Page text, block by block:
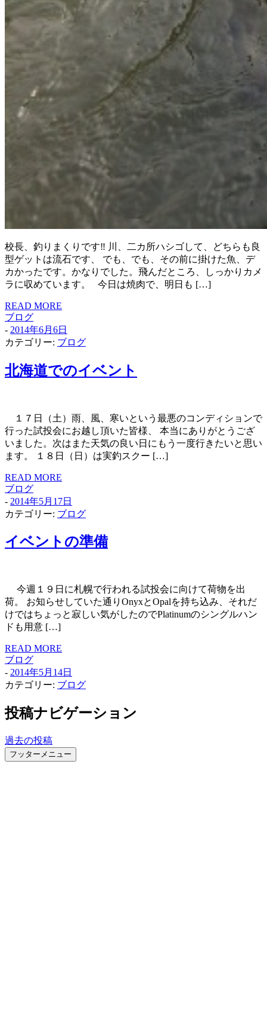
校長、釣りまくりです‼︎ 川、二カ所ハシゴして、どちらも良
型ゲットは流石です、 でも、でも、その前に掛けた魚、デ
カかったです。かなりでした。飛んだところ、しっかりカメ
ラに収めています。 今日は焼肉で、明日も […]
READ MORE
ブログ
- 2014年6月6日
カテゴリー: ブログ
北海道でのイベント
１７日（土）雨、風、寒いという最悪のコンディションで
行った試投会にお越し頂いた皆様、 本当にありがとうござ
いました。次はまた天気の良い日にもう一度行きたいと思い
ます。 １８日（日）は実釣スクー […]
READ MORE
ブログ
- 2014年5月17日
カテゴリー: ブログ
イベントの準備
今週１９日に札幌で行われる試投会に向けて荷物を出
荷。 お知らせしていた通りOnyxとOpalを持ち込み、それだ
けではちょっと寂しい気がしたのでPlatinumのシングルハン
ドも用意 […]
READ MORE
ブログ
- 2014年5月14日
カテゴリー: ブログ
投稿ナビゲーション
過去の投稿
フッターメニュー